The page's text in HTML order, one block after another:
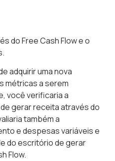
do Free Cash Flow e o
adquirir uma nova
métricas a serem
você verificaria a
gerar receita através do
também a
e despesas variáveis e
do escritório de gerar
Flow.